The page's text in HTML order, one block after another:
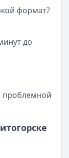
как
формат?
до